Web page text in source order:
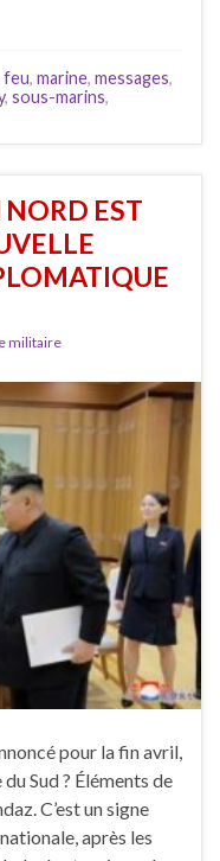
feu, marine, messages,
, sous-marins,
NORD EST
militaire
pour la fin avril,
Sud ? Éléments de
C’est un signe
après les